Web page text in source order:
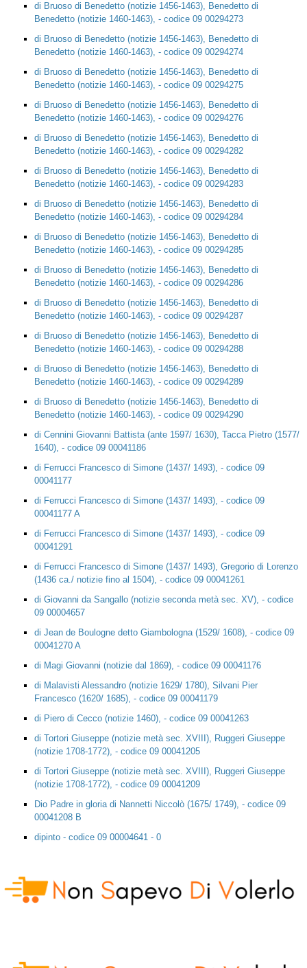
di Bruoso di Benedetto (notizie 1456-1463), Benedetto di
Benedetto (notizie 1460-1463), - codice 09 00294273
di Bruoso di Benedetto (notizie 1456-1463), Benedetto di
Benedetto (notizie 1460-1463), - codice 09 00294274
di Bruoso di Benedetto (notizie 1456-1463), Benedetto di
Benedetto (notizie 1460-1463), - codice 09 00294275
di Bruoso di Benedetto (notizie 1456-1463), Benedetto di
Benedetto (notizie 1460-1463), - codice 09 00294276
di Bruoso di Benedetto (notizie 1456-1463), Benedetto di
Benedetto (notizie 1460-1463), - codice 09 00294282
di Bruoso di Benedetto (notizie 1456-1463), Benedetto di
Benedetto (notizie 1460-1463), - codice 09 00294283
di Bruoso di Benedetto (notizie 1456-1463), Benedetto di
Benedetto (notizie 1460-1463), - codice 09 00294284
di Bruoso di Benedetto (notizie 1456-1463), Benedetto di
Benedetto (notizie 1460-1463), - codice 09 00294285
di Bruoso di Benedetto (notizie 1456-1463), Benedetto di
Benedetto (notizie 1460-1463), - codice 09 00294286
di Bruoso di Benedetto (notizie 1456-1463), Benedetto di
Benedetto (notizie 1460-1463), - codice 09 00294287
di Bruoso di Benedetto (notizie 1456-1463), Benedetto di
Benedetto (notizie 1460-1463), - codice 09 00294288
di Bruoso di Benedetto (notizie 1456-1463), Benedetto di
Benedetto (notizie 1460-1463), - codice 09 00294289
di Bruoso di Benedetto (notizie 1456-1463), Benedetto di
Benedetto (notizie 1460-1463), - codice 09 00294290
di Cennini Giovanni Battista (ante 1597/ 1630), Tacca Pietro (1577/
1640), - codice 09 00041186
di Ferrucci Francesco di Simone (1437/ 1493), - codice 09
00041177
di Ferrucci Francesco di Simone (1437/ 1493), - codice 09
00041177 A
di Ferrucci Francesco di Simone (1437/ 1493), - codice 09
00041291
di Ferrucci Francesco di Simone (1437/ 1493), Gregorio di Lorenzo
(1436 ca./ notizie fino al 1504), - codice 09 00041261
di Giovanni da Sangallo (notizie seconda metà sec. XV), - codice
09 00004657
di Jean de Boulogne detto Giambologna (1529/ 1608), - codice 09
00041270 A
di Magi Giovanni (notizie dal 1869), - codice 09 00041176
di Malavisti Alessandro (notizie 1629/ 1780), Silvani Pier
Francesco (1620/ 1685), - codice 09 00041179
di Piero di Cecco (notizie 1460), - codice 09 00041263
di Tortori Giuseppe (notizie metà sec. XVIII), Ruggeri Giuseppe
(notizie 1708-1772), - codice 09 00041205
di Tortori Giuseppe (notizie metà sec. XVIII), Ruggeri Giuseppe
(notizie 1708-1772), - codice 09 00041209
Dio Padre in gloria di Nannetti Niccolò (1675/ 1749), - codice 09
00041208 B
dipinto - codice 09 00004641 - 0